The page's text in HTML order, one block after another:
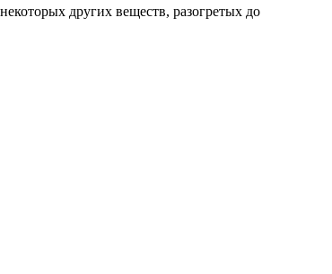
других веществ, разогретых до